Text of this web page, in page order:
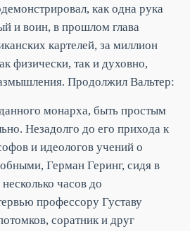
как одна рука
и воин, в прошлом глава
картелей, за миллион
физически, так и духовно,
Продолжил Вальтер:
монарха, быть простым
Незадолго до его прихода к
и идеологов учений о
Герман Геринг, сидя в
часов до
профессору Густаву
соратник и друг